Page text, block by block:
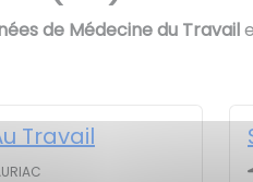
de Médecine du Travail
Travail